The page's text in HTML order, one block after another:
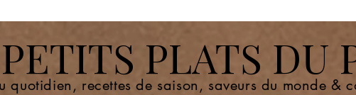
PLATS DU
quotidien, recettes de saison, saveurs du monde &